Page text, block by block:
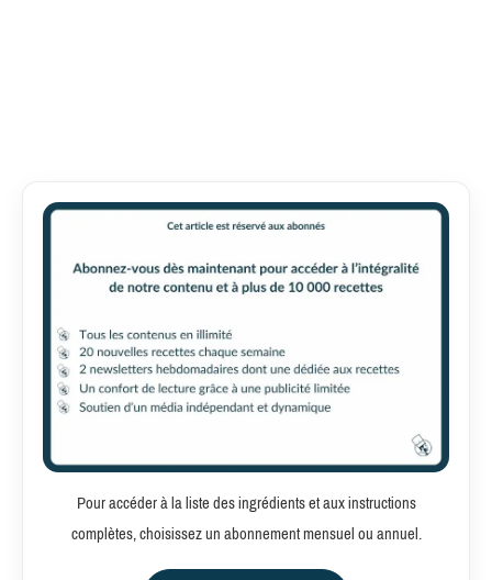
Pour accéder à la liste des ingrédients et aux instructions
complètes, choisissez un abonnement mensuel ou annuel.